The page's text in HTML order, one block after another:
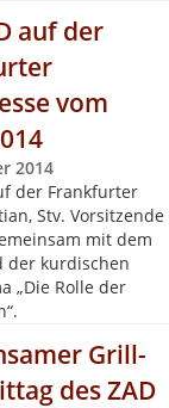
auf der
vom
2014
der Frankfurter
Stv. Vorsitzende
mit dem
der kurdischen
„Die Rolle der
Grill-
des ZAD